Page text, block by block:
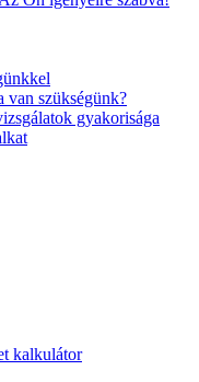
van szükségünk?
gyakorisága
kalkulátor